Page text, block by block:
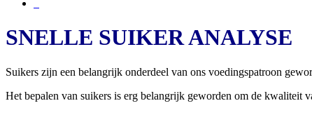
SNELLE SUIKER ANALYSE
Suikers zijn een belangrijk onderdeel van ons voedingspatroon
Het bepalen van suikers is erg belangrijk geworden om de kwaliteit